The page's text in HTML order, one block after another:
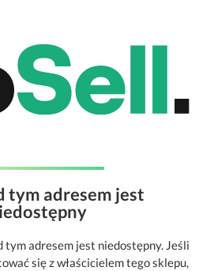
tym adresem jest
tym adresem jest niedostępny. Jeśli
się z właścicielem tego sklepu,